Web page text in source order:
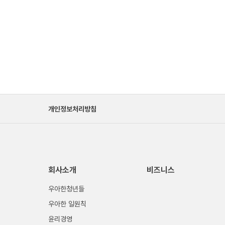
개인정보처리방침
회사소개
우아한청년들
우아한 일원칙
윤리경영
비즈니스